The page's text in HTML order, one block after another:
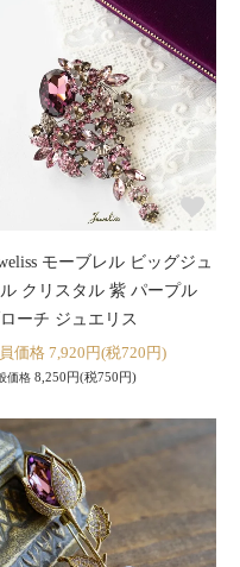
モーブレル ビッグジュ
クリスタル 紫 パープル
ーチ ジュエリス
価格 7,920円(税720円)
価格 8,250円(税750円)